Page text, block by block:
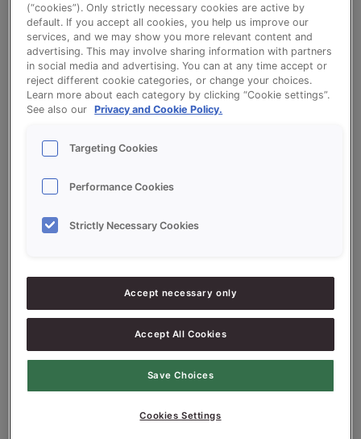
Bekijk het recept voor Korenpesto
Ingrediëntenlijst
Ingrediënten
Pesto
Water ong.
(“cookies”). Only strictly necessary cookies are active by
default. If you accept all cookies, you help us improve our
services, and we may show you more relevant content and
advertising. This may involve sharing information with partners
in social media and advertising. You can at any time accept or
reject different cookie categories, or change your choices.
Learn more about each category by clicking “Cookie settings”.
See also our
Privacy and Cookie Policy.
Targeting Cookies
Performance Cookies
Strictly Necessary Cookies
Accept necessary only
Accept All Cookies
Save Choices
Cookies Settings